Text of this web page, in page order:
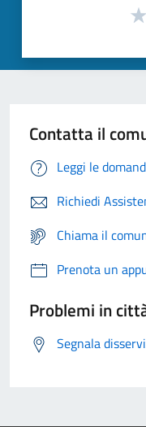
Contatta il
Leggi le
Richiedi
Chiama il
Prenota un
Problemi in
Segnala